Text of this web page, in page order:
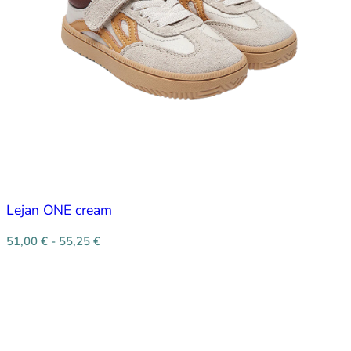
Lejan ONE cream
51,00 € - 55,25 €